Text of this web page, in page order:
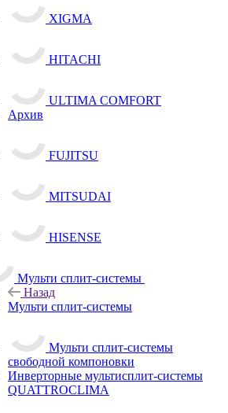
XIGMA
HITACHI
ULTIMA COMFORT
Архив
FUJITSU
MITSUDAI
HISENSE
Мульти сплит-системы
Назад
Мульти сплит-системы
Мульти сплит-системы
свободной компоновки
Инверторные мультисплит-системы
QUATTROCLIMA